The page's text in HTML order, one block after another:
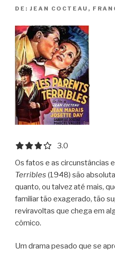
DE: JEAN COCTEAU,
3.0 out of 5.0 stars
3.0
Os fatos e as circunstâncias
Terribles (1948) são
quanto, ou talvez até mais,
familiar tão exagerado, tão
reviravoltas que chega em
cômico.
Um drama pesado que se